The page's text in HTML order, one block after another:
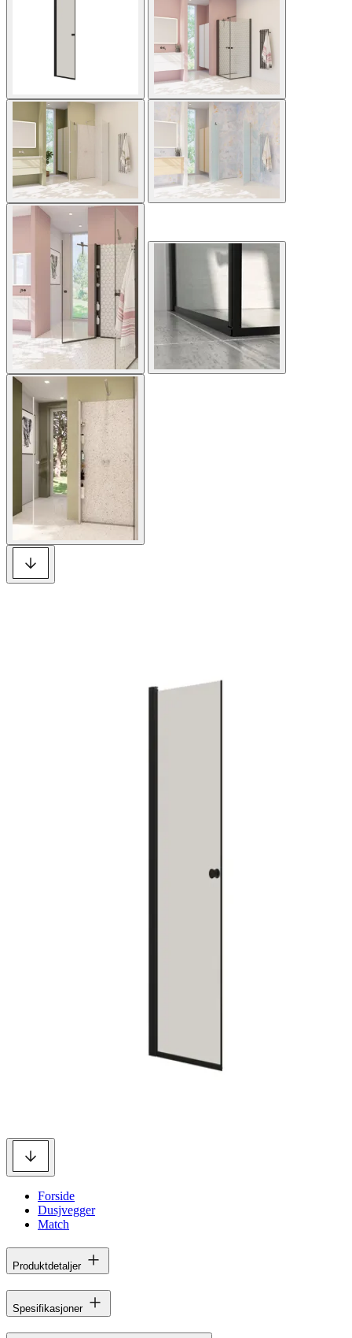
Forside
Dusjvegger
Match
Produktdetaljer
Spesifikasjoner